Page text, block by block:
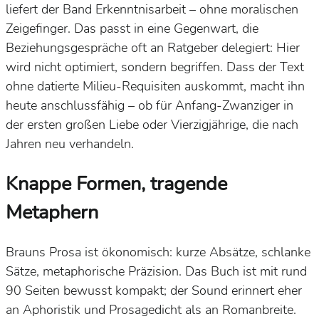
liefert der Band Erkenntnisarbeit – ohne moralischen
Zeigefinger. Das passt in eine Gegenwart, die
Beziehungsgespräche oft an Ratgeber delegiert: Hier
wird nicht optimiert, sondern begriffen. Dass der Text
ohne datierte Milieu-Requisiten auskommt, macht ihn
heute anschlussfähig – ob für Anfang-Zwanziger in
der ersten großen Liebe oder Vierzigjährige, die nach
Jahren neu verhandeln.
Knappe Formen, tragende
Metaphern
Brauns Prosa ist ökonomisch: kurze Absätze, schlanke
Sätze, metaphorische Präzision. Das Buch ist mit rund
90 Seiten bewusst kompakt; der Sound erinnert eher
an Aphoristik und Prosagedicht als an Romanbreite.